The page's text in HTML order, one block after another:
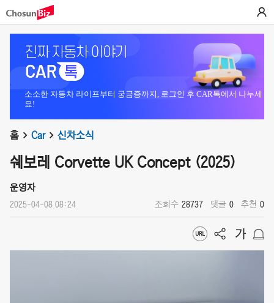
소소한 자동차 라이프부터 궁금증까지, 로그인 후 CAR톡에서 나누세
요!
홈 Car 신차소식
쉐보레 Corvette UK Concept (2025)
운영자
2025-04-08 08:24 조회수 28737 댓글 0 추천 0